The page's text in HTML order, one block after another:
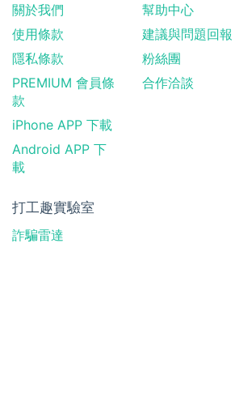
關於我們
使用條款
隱私條款
PREMIUM 會員條
款
iPhone APP 下載
Android APP 下
載
打工趣實驗室
詐騙雷達
幫助中心
建議與問題回報
粉絲團
合作洽談